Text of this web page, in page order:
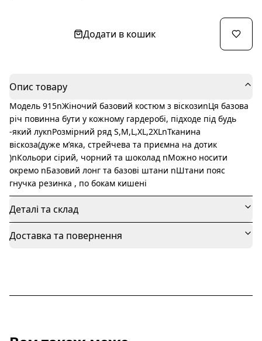
Додати в кошик
Опис товару
Модель 915nЖіночий базовий костюм з віскозиnЦя базова
річ повинна бути у кожному гардеробі, підходе під будь
-який лукnРозмірний ряд S,M,L,XL,2XLnТканина
віскоза(дуже мʼяка, стрейчева та приємна на дотик
)nКольори сірий, чорний та шоколад nМожно носити
окремо nБазовий лонг та базові штани nШтани пояс
гнучка резинка , по бокам кишені
Деталі та склад
Доставка та повернення